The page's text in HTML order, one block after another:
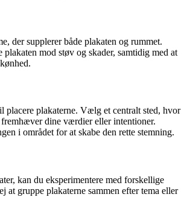
der supplerer både plakaten og rummet.
plakaten mod støv og skader, samtidig med at
plakaterne. Vælg et centralt sted, hvor
dine værdier eller intentioner.
i området for at skabe den rette stemning.
kan du eksperimentere med forskellige
at gruppe plakaterne sammen efter tema eller